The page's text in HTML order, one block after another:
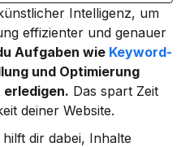
Intelligenz, um
effizienter und genauer
Aufgaben wie Keyword-
und Optimierung
Das spart Zeit
deiner Website.
hilft dir dabei, Inhalte